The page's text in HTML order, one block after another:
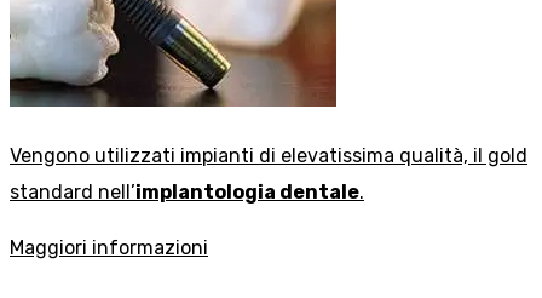
Vengono utilizzati impianti di elevatissima qualità, il gold
standard nell’implantologia dentale.
Maggiori informazioni